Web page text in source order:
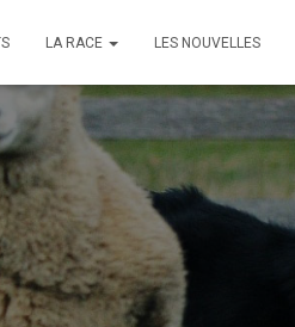
LA RACE LES NOUVELLES